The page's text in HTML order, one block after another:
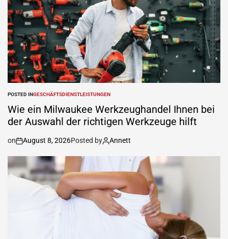
POSTED INGESCHÄFTSDIENSTLEISTUNGEN
Wie ein Milwaukee Werkzeughandel Ihnen bei
der Auswahl der richtigen Werkzeuge hilft
on August 8, 2026Posted by Annett